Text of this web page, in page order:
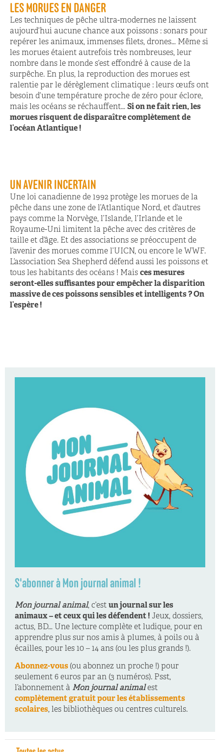
LES MORUES EN DANGER
Les techniques de pêche ultra-modernes ne laissent
aujourd’hui aucune chance aux poissons : sonars pour
repérer les animaux, immenses filets, drones… Même si
les morues étaient autrefois très nombreuses, leur
nombre dans le monde s’est effondré à cause de la
surpêche. En plus, la reproduction des morues est
ralentie par le dérèglement climatique : leurs œufs ont
besoin d’une température proche de zéro pour éclore,
mais les océans se réchauffent… Si on ne fait rien, les
morues risquent de disparaître complètement de
l’océan Atlantique !
UN AVENIR INCERTAIN
Une loi canadienne de 1992 protège les morues de la
pêche dans une zone de l’Atlantique Nord, et d’autres
pays comme la Norvège, l’Islande, l’Irlande et le
Royaume-Uni limitent la pêche avec des critères de
taille et d’âge. Et des associations se préoccupent de
l’avenir des morues comme l’UICN, ou encore le WWF.
L’association Sea Shepherd défend aussi les poissons et
tous les habitants des océans ! Mais ces mesures
seront-elles suffisantes pour empêcher la disparition
massive de ces poissons sensibles et intelligents ? On
l’espère !
S'abonner à Mon journal animal !
Mon journal animal, c’est un journal sur les
animaux – et ceux qui les défendent ! Jeux, dossiers,
actus, BD… Une lecture complète et ludique, pour en
apprendre plus sur nos amis à plumes, à poils ou à
écailles, pour les 10 – 14 ans (ou les plus grands !).
Abonnez-vous (ou abonnez un proche !) pour
seulement 6 euros par an (3 numéros). Psst,
l’abonnement à Mon journal animalest
complètement gratuit pour les établissements
scolaires, les bibliothèques ou centres culturels.